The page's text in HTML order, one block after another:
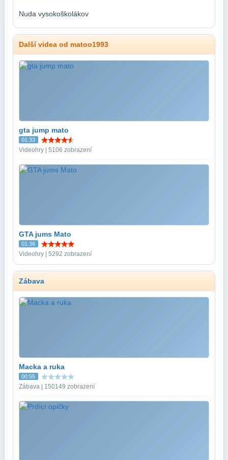
Nuda vysokoškolákov
Další videa od matoo1993
gta jump mato
01:33
Videohry | 5106 zobrazení
GTA jums Mato
01:36
Videohry | 5292 zobrazení
Zábava
Macka a ruka
00:55
Zábava | 150149 zobrazení